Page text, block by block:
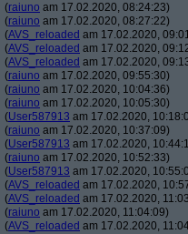
(raiuno am 17.02.2020, 08:24:23)
(raiuno am 17.02.2020, 08:27:22)
(AVS_reloaded am 17.02.2020,
(AVS_reloaded am 17.02.2020,
(AVS_reloaded am 17.02.2020,
(raiuno am 17.02.2020, 09:55:30)
(raiuno am 17.02.2020, 10:04:36)
(raiuno am 17.02.2020, 10:05:30)
(User587913 am 17.02.2020,
(raiuno am 17.02.2020, 10:37:09)
(User587913 am 17.02.2020,
(raiuno am 17.02.2020, 10:52:33)
(User587913 am 17.02.2020,
(AVS_reloaded am 17.02.2020,
(AVS_reloaded am 17.02.2020,
(raiuno am 17.02.2020, 11:04:09)
(AVS_reloaded am 17.02.2020,